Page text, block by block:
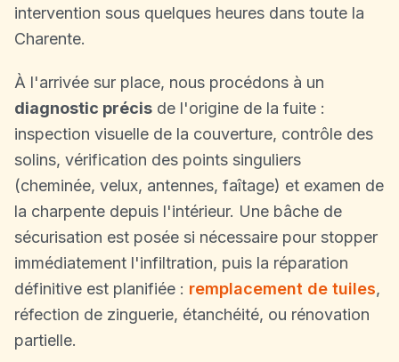
intervention sous quelques heures dans toute la
Charente.
À l'arrivée sur place, nous procédons à un
diagnostic précis de l'origine de la fuite :
inspection visuelle de la couverture, contrôle des
solins, vérification des points singuliers
(cheminée, velux, antennes, faîtage) et examen de
la charpente depuis l'intérieur. Une bâche de
sécurisation est posée si nécessaire pour stopper
immédiatement l'infiltration, puis la réparation
définitive est planifiée : remplacement de tuiles,
réfection de zinguerie, étanchéité, ou rénovation
partielle.